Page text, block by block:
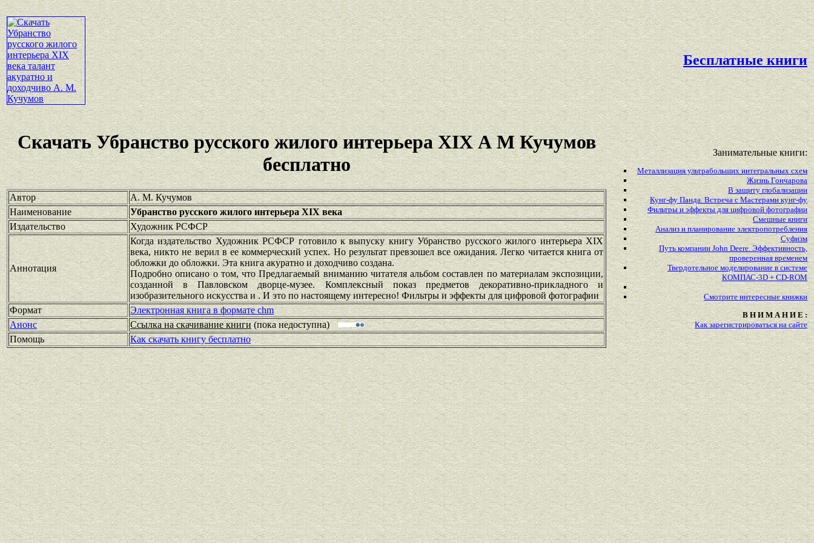
Бесплатные книги
Скачать Убранство русского жилого интерьера XIX А М Кучумов
бесплатно
Автор
А. М. Кучумов
Наименование
Убранство русского жилого интерьера XIX века
Издательство
Художник РСФСР
Аннотация
Когда издательство Художник РСФСР готовило к выпуску книгу Убранство русского жилого интерьера XIX
века, никто не верил в ее коммерческий успех. Но результат превзошел все ожидания. Легко читается книга от
обложки до обложки. Эта книга акуратно и доходчиво создана.
Подробно описано о том, что Предлагаемый вниманию читателя альбом составлен по материалам экспозиции,
созданной в Павловском дворце-музее. Комплексный показ предметов декоративно-прикладного и
изобразительного искусства и . И это по настоящему интересно! Фильтры и эффекты для цифровой фотографии
Формат
Электронная книга в формате chm
Анонс
Ссылка на скачивание книги(пока недоступна)
Помощь
Как скачать книгу бесплатно
Занимательные книги:
Металлизация ультрабольших интегральных схем
Жизнь Гончарова
В защиту глобализации
Кунг-фу Панда. Встреча с Мастерами кунг-фу
Фильтры и эффекты для цифровой фотографии
Смешные книги
Анализ и планирование электропотребления
Суфизм
Путь компании John Deere. Эффективность,
проверенная временем
Твердотельное моделирование в системе
КОМПАС-3D + CD-ROM
Смотритеинтересные книжки
В Н И М А Н И Е :
Как зарегистрироваться на сайте